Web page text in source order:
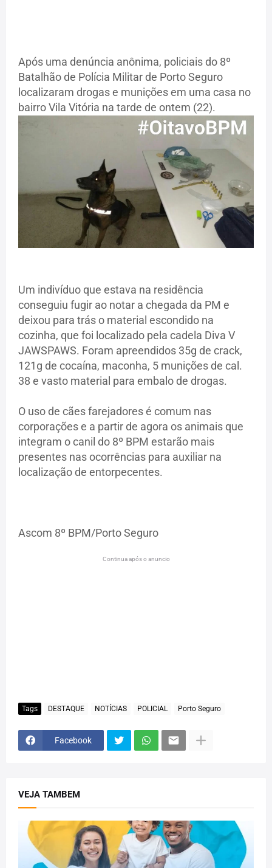
Após uma denúncia anônima, policiais do 8º
Batalhão de Polícia Militar de Porto Seguro
localizaram drogas e munições em uma casa no
bairro Vila Vitória na tarde de ontem (22).
Um indivíduo que estava na residência
conseguiu fugir ao notar a chegada da PM e
deixou para trás o material escondido na
cozinha, que foi localizado pela cadela Diva V
JAWSPAWS. Foram apreendidos 35g de crack,
121g de cocaína, maconha, 5 munições de cal.
38 e vasto material para embalo de drogas.
O uso de cães farejadores é comum nas
corporações e a partir de agora os animais que
integram o canil do 8º BPM estarão mais
presentes nas ocorrências para auxiliar na
localização de entorpecentes.
Ascom 8º BPM/Porto Seguro
Continua após o anuncio
Tags DESTAQUE NOTÍCIAS POLICIAL Porto Seguro
Facebook
VEJA TAMBEM